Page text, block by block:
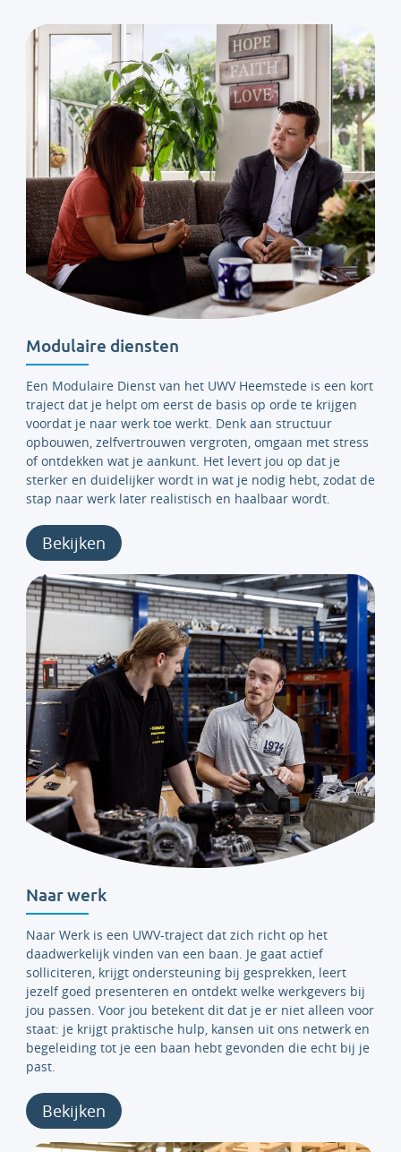
Modulaire diensten
Een Modulaire Dienst van het UWV Heemstede is een kort
traject dat je helpt om eerst de basis op orde te krijgen
voordat je naar werk toe werkt. Denk aan structuur
opbouwen, zelfvertrouwen vergroten, omgaan met stress
of ontdekken wat je aankunt. Het levert jou op dat je
sterker en duidelijker wordt in wat je nodig hebt, zodat de
stap naar werk later realistisch en haalbaar wordt.
Bekijken
Naar werk
Naar Werk is een UWV-traject dat zich richt op het
daadwerkelijk vinden van een baan. Je gaat actief
solliciteren, krijgt ondersteuning bij gesprekken, leert
jezelf goed presenteren en ontdekt welke werkgevers bij
jou passen. Voor jou betekent dit dat je er niet alleen voor
staat: je krijgt praktische hulp, kansen uit ons netwerk en
begeleiding tot je een baan hebt gevonden die echt bij je
past.
Bekijken